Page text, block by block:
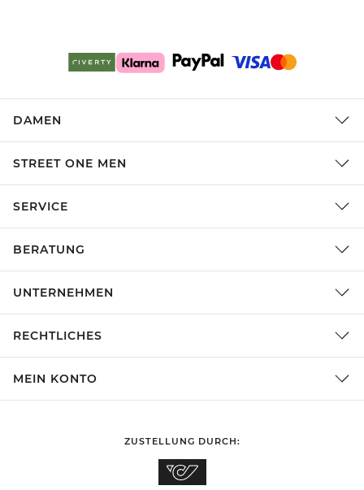
DAMEN
STREET ONE MEN
SERVICE
BERATUNG
UNTERNEHMEN
RECHTLICHES
MEIN KONTO
ZUSTELLUNG DURCH: